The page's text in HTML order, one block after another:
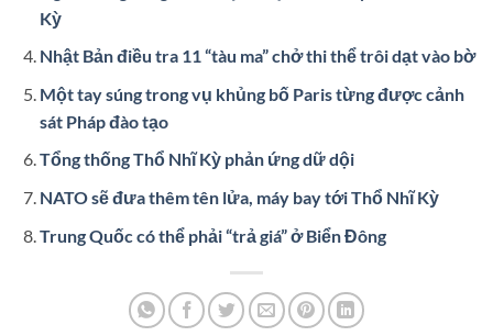
Kỳ
Nhật Bản điều tra 11 “tàu ma” chở thi thể trôi dạt vào bờ
Một tay súng trong vụ khủng bố Paris từng được cảnh
sát Pháp đào tạo
Tổng thống Thổ Nhĩ Kỳ phản ứng dữ dội
NATO sẽ đưa thêm tên lửa, máy bay tới Thổ Nhĩ Kỳ
Trung Quốc có thể phải “trả giá” ở Biển Đông